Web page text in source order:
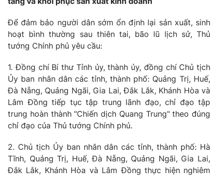
Nguyễn Trọng Ninh
Tổng đài VTV:024.38 355 931 - 024.38 355 932
Ðiện thoại Thời báo VTV:024.66 897 897
Liên hệ quảng cáo:
024-7300.7108
Để đảm bảo người dân sớm ổn định lại sản xuất, sinh
hoạt bình thường sau thiên tai, bão lũ lịch sử, Thủ
tướng Chính phủ yêu cầu:
1. Đồng chí Bí thư Tỉnh ủy, thành ủy, đồng chí Chủ tịch
Ủy ban nhân dân các tỉnh, thành phố: Quảng Trị, Huế,
Đà Nẵng, Quảng Ngãi, Gia Lai, Đắk Lắk, Khánh Hòa và
Lâm Đồng tiếp tục tập trung lãnh đạo, chỉ đạo tập
trung hoàn thành "Chiến dịch Quang Trung" theo đúng
chỉ đạo của Thủ tướng Chính phủ.
2. Chủ tịch Ủy ban nhân dân các tỉnh, thành phố: Hà
Tĩnh, Quảng Trị, Huế, Đà Nẵng, Quảng Ngãi, Gia Lai,
Đắk Lắk, Khánh Hòa và Lâm Đồng thực hiện nghiêm